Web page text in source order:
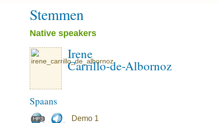
Stemmen
Native speakers
Irene
Carrillo-de-Albornoz
Spaans
Demo 1